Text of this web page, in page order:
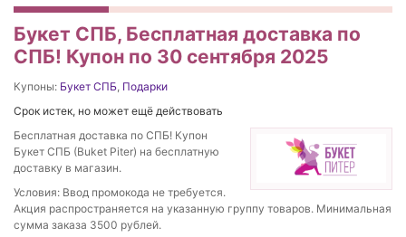
Букет СПБ, Бесплатная доставка по
СПБ! Купон по 30 сентября 2025
Купоны: Букет СПБ, Подарки
Срок истек, но может ещё действовать
Бесплатная доставка по СПБ! Купон
Букет СПБ (Buket Piter) на бесплатную
доставку в магазин.
Условия: Ввод промокода не требуется.
Акция распространяется на указанную группу товаров. Минимальная
сумма заказа 3500 рублей.